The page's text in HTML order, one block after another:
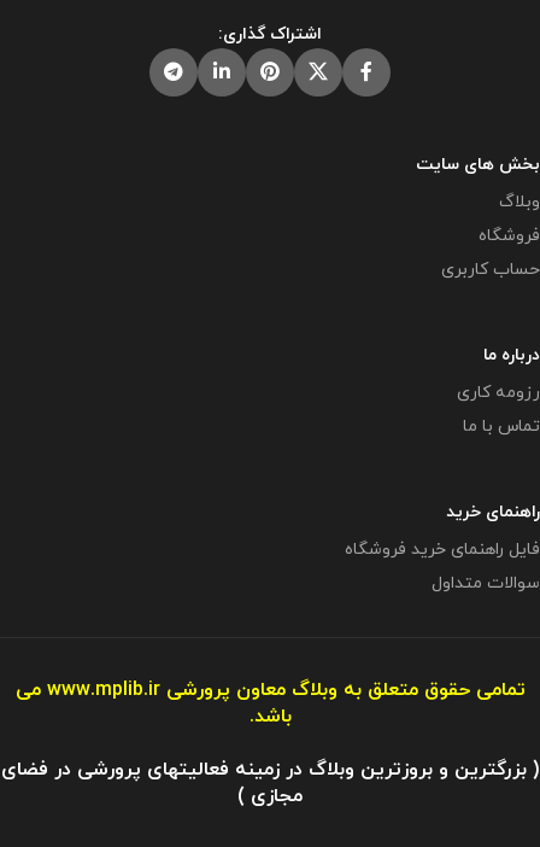
در صورت مشاهده مشابه آن در
سایت های دیگر بدون اجازه ما در
حال استفاده هستند و مورد رضایت ما
اشتراک گذاری:
بخش های سایت
وبلاگ
فروشگاه
حساب کاربری
درباره ما
رزومه کاری
تماس با ما
راهنمای خرید
فایل راهنمای خرید فروشگاه
سوالات متداول
تمامی حقوق متعلق به وبلاگ معاون پرورشیwww.mplib.ir می
باشد.
( بزرگترین و بروزترین وبلاگ در زمینه فعالیتهای پرورشی در فضای
مجازی )